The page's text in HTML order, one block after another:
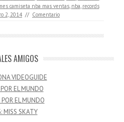
camiseta nba mas ventas, nba, records
2, 2014 // Comentario
AMIGOS
VIDEOGUIDE
EL MUNDO
EL MUNDO
MISS SKATY